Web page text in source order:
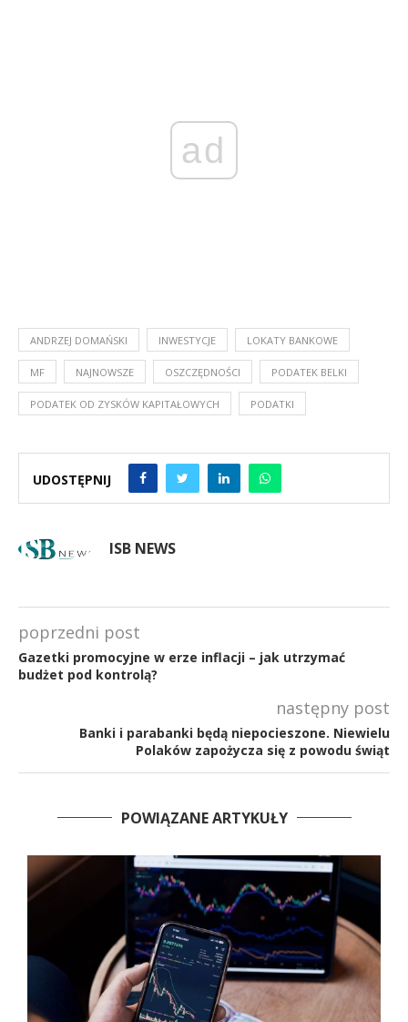
ad
ANDRZEJ DOMAŃSKI INWESTYCJE LOKATY BANKOWE
MF NAJNOWSZE OSZCZĘDNOŚCI PODATEK BELKI
PODATEK OD ZYSKÓW KAPITAŁOWYCH PODATKI
UDOSTĘPNIJ
ISB NEWS
poprzedni post
Gazetki promocyjne w erze inflacji – jak utrzymać
budżet pod kontrolą?
następny post
Banki i parabanki będą niepocieszone. Niewielu
Polaków zapożycza się z powodu świąt
POWIĄZANE ARTYKUŁY